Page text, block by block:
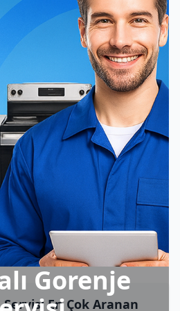
Gorenje
En Çok Aranan